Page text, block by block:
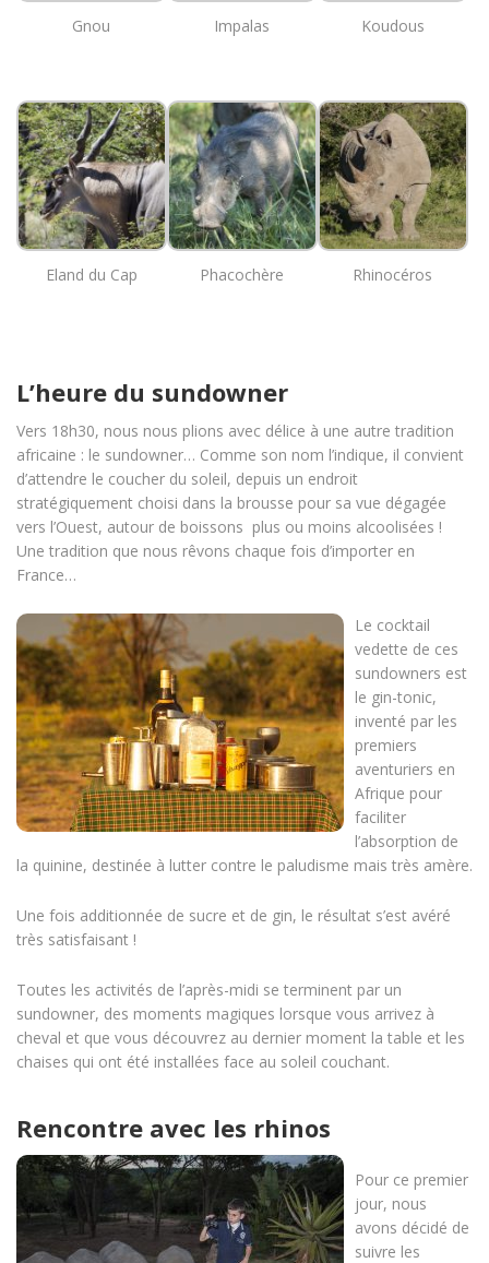
Gnou Impalas Koudous
Eland du Cap Phacochère Rhinocéros
L’heure du sundowner
Vers 18h30, nous nous plions avec délice à une autre tradition
africaine : le sundowner… Comme son nom l’indique, il convient
d’attendre le coucher du soleil, depuis un endroit
stratégiquement choisi dans la brousse pour sa vue dégagée
vers l’Ouest, autour de boissons plus ou moins alcoolisées !
Une tradition que nous rêvons chaque fois d’importer en
France…
Le cocktail
vedette de ces
sundowners est
le gin-tonic,
inventé par les
premiers
aventuriers en
Afrique pour
faciliter
l’absorption de
la quinine, destinée à lutter contre le paludisme mais très amère.
Une fois additionnée de sucre et de gin, le résultat s’est avéré
très satisfaisant !
Toutes les activités de l’après-midi se terminent par un
sundowner, des moments magiques lorsque vous arrivez à
cheval et que vous découvrez au dernier moment la table et les
chaises qui ont été installées face au soleil couchant.
Rencontre avec les rhinos
Pour ce premier
jour, nous
avons décidé de
suivre les